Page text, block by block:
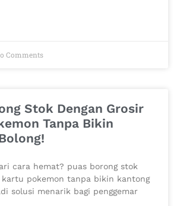
Comments
Stok Dengan Grosir
Tanpa Bikin
cara hemat? puas borong stok
kartu pokemon tanpa bikin kantong
solusi menarik bagi penggemar